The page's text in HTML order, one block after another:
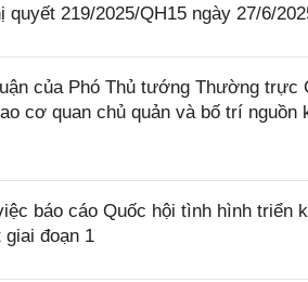
219/2025/QH15 ngày 27/6/
của Phó Thủ tướng Thường trực
cơ quan chủ quản và bố trí nguồn
báo cáo Quốc hội tình hình triển
đoạn 1